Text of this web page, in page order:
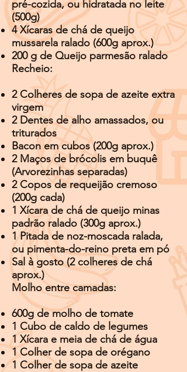
pré-cozida, ou hidratada no leite
(500g)
4 Xícaras de chá de queijo
mussarela ralado (600g aprox.)
200 g de Queijo parmesão ralado
Recheio:
2 Colheres de sopa de azeite extra
virgem
2 Dentes de alho amassados, ou
triturados
Bacon em cubos (200g aprox.)
2 Maços de brócolis em buquê
(Arvorezinhas separadas)
2 Copos de requeijão cremoso
(200g cada)
1 Xícara de chá de queijo minas
padrão ralado (300g aprox.)
1 Pitada de noz-moscada ralada,
ou pimenta-do-reino preta em pó
Sal à gosto (2 colheres de chá
aprox.)
Molho entre camadas:
600g de molho de tomate
1 Cubo de caldo de legumes
1 Xícara e meia de chá de água
1 Colher de sopa de orégano
1 Colher de sopa de azeite